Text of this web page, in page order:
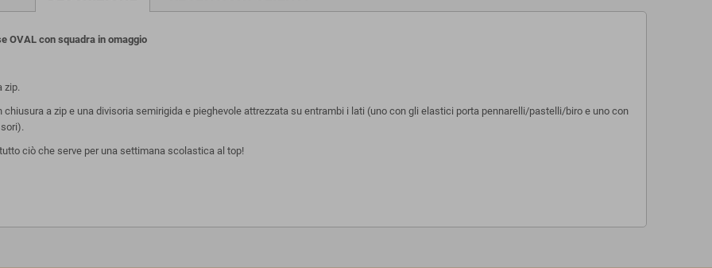
OVAL con squadra in omaggio
zip.
a zip e una divisoria semirigida e pieghevole attrezzata su entrambi i lati (uno con gli elastici porta pennarelli/pastelli/biro e uno con
ciò che serve per una settimana scolastica al top!